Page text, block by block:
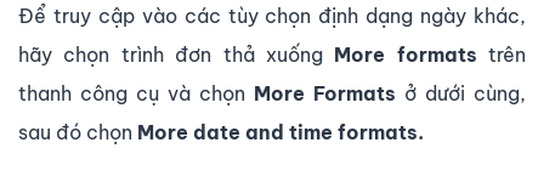
Để truy cập vào các tùy chọn định dạng ngày khác,
hãy chọn trình đơn thả xuống More formats trên
thanh công cụ và chọn More Formats ở dưới cùng,
sau đó chọn More date and time formats.